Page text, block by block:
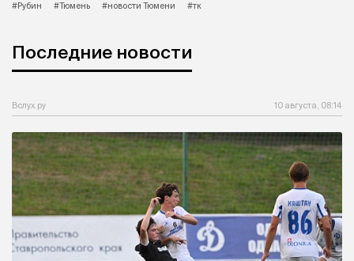
#Рубин
#Тюмень #новости Тюмени #тк
Последние новости
Вслух.ру 10 августа, 08:14